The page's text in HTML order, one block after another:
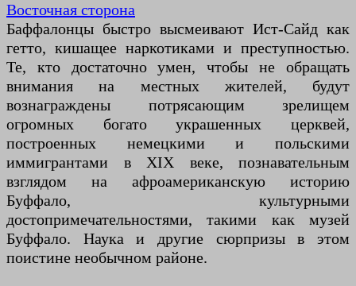
Восточная сторона
Баффалонцы быстро высмеивают Ист-Сайд как
гетто, кишащее наркотиками и преступностью.
Те, кто достаточно умен, чтобы не обращать
внимания на местных жителей, будут
вознаграждены потрясающим зрелищем
огромных богато украшенных церквей,
построенных немецкими и польскими
иммигрантами в XIX веке, познавательным
взглядом на афроамериканскую историю
Буффало, культурными
достопримечательностями, такими как музей
Буффало. Наука и другие сюрпризы в этом
поистине необычном районе.